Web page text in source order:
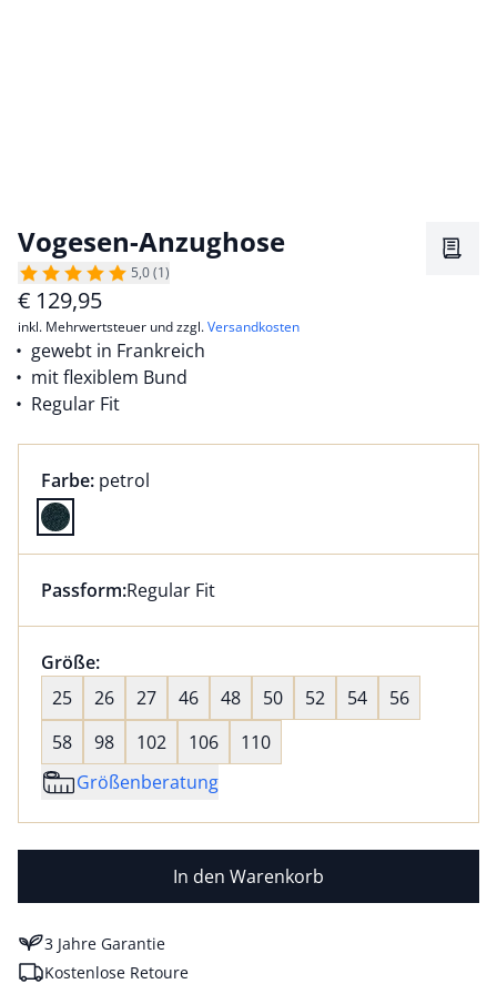
Vogesen-Anzughose
5,0 (1)
€ 129,95
inkl. Mehrwertsteuer und zzgl.Versandkosten
gewebt in Frankreich
mit flexiblem Bund
Regular Fit
Farbauswahl:
Farbe: aktuell ausgewählt:
petrol
Farbe petrol ausgewählt
Dieser Artikel hat die Passform Regular Fit. für
Passform:Regular Fit
Größenauswahl:
Größe:nichts ausgewählt
25
26 27 46 48 50 52 54
56
58
98 102 106
110
Größenberatung
In den Warenkorb
3 Jahre Garantie
Kostenlose Retoure